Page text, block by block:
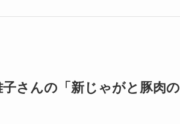
子さんの「新じゃがと豚肉